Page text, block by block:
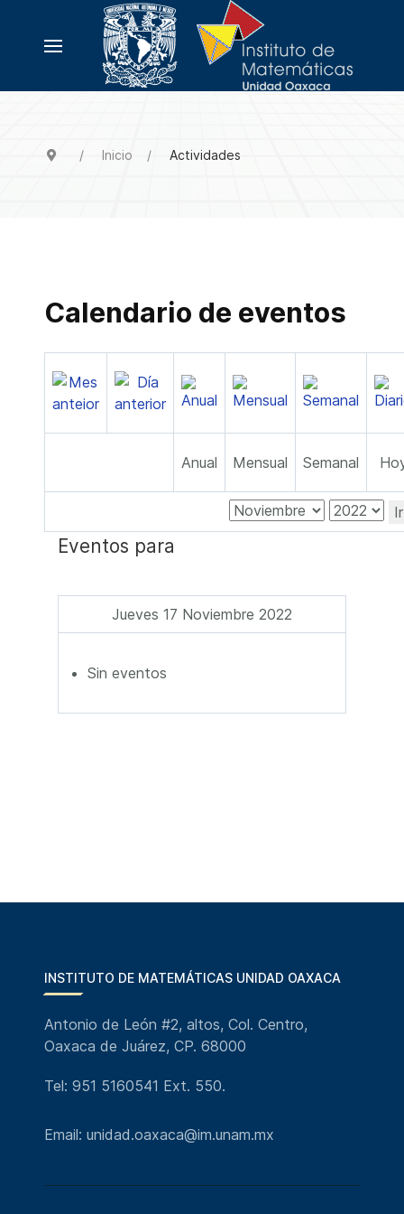
Inicio Actividades
Calendario de eventos
Anual Mensual Semanal
Eventos para
Jueves 17 Noviembre 2022
Sin eventos
INSTITUTO DE MATEMÁTICAS UNIDAD OAXACA
Antonio de León #2, altos, Col. Centro,
Oaxaca de Juárez, CP. 68000
Tel: 951 5160541 Ext. 550.
Email: unidad.oaxaca@im.unam.mx